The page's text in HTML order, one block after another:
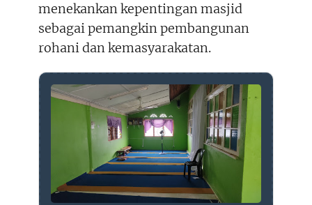
menekankan kepentingan masjid
sebagai pemangkin pembangunan
rohani dan kemasyarakatan.